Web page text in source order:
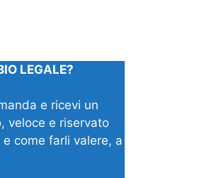
LEGALE?
e ricevi un
veloce e riservato
come farli valere, a